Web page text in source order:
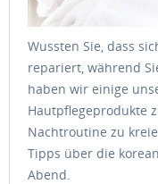
Wussten Sie, dass
repariert, während
haben wir einige
Hautpflegeprodukte
Nachtroutine zu
Tipps über die
Abend.